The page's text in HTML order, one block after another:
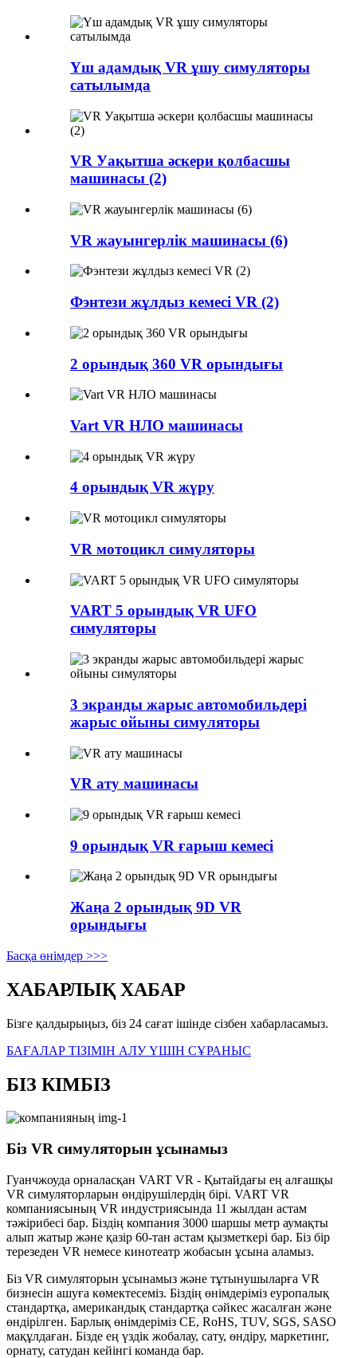
Үш адамдық VR ұшу симуляторы
сатылымда
VR Уақытша әскери қолбасшы
машинасы (2)
VR жауынгерлік машинасы (6)
Фэнтези жұлдыз кемесі VR (2)
2 орындық 360 VR орындығы
Vart VR НЛО машинасы
4 орындық VR жүру
VR мотоцикл симуляторы
VART 5 орындық VR UFO
симуляторы
3 экранды жарыс автомобильдері
жарыс ойыны симуляторы
VR ату машинасы
9 орындық VR ғарыш кемесі
Жаңа 2 орындық 9D VR
орындығы
Басқа өнімдер >>>
ХАБАРЛЫҚ ХАБАР
Бізге қалдырыңыз, біз 24 сағат ішінде сізбен хабарласамыз.
БАҒАЛАР ТІЗІМІН АЛУ ҮШІН СҰРАНЫС
БІЗ КІМБІЗ
Біз VR симуляторын ұсынамыз
Гуанчжоуда орналасқан VART VR - Қытайдағы ең алғашқы
VR симуляторларын өндірушілердің бірі. VART VR
компаниясының VR индустриясында 11 жылдан астам
тәжірибесі бар. Біздің компания 3000 шаршы метр аумақты
алып жатыр және қазір 60-тан астам қызметкері бар. Біз бір
терезеден VR немесе кинотеатр жобасын ұсына аламыз.
Біз VR симуляторын ұсынамыз және тұтынушыларға VR
бизнесін ашуға көмектесеміз. Біздің өнімдеріміз еуропалық
стандартқа, американдық стандартқа сәйкес жасалған және
өндірілген. Барлық өнімдеріміз CE, RoHS, TUV, SGS, SASO
мақұлдаған. Бізде ең үздік жобалау, сату, өндіру, маркетинг,
орнату, сатудан кейінгі команда бар.